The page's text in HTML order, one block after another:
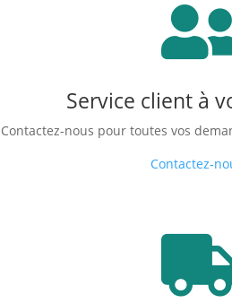
Service client à
Contactez-nous pour toutes vos
Contactez-